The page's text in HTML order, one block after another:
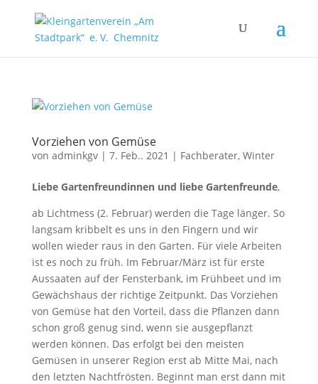
Vorziehen von Gemüse
von adminkgv| 7. Feb.. 2021 | Fachberater, Winter
Liebe Gartenfreundinnen und liebe Gartenfreunde,
ab Lichtmess (2. Februar) werden die Tage länger. So
langsam kribbelt es uns in den Fingern und wir
wollen wieder raus in den Garten. Für viele Arbeiten
ist es noch zu früh. Im Februar/März ist für erste
Aussaaten auf der Fensterbank, im Frühbeet und im
Gewächshaus der richtige Zeitpunkt. Das Vorziehen
von Gemüse hat den Vorteil, dass die Pflanzen dann
schon groß genug sind, wenn sie ausgepflanzt
werden können. Das erfolgt bei den meisten
Gemüsen in unserer Region erst ab Mitte Mai, nach
den letzten Nachtfrösten. Beginnt man erst dann mit